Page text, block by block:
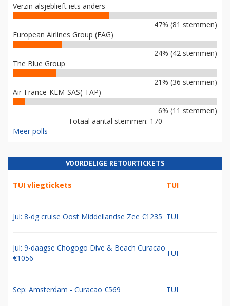
Verzin alsjeblieft iets anders
47% (81 stemmen)
European Airlines Group (EAG)
24% (42 stemmen)
The Blue Group
21% (36 stemmen)
Air-France-KLM-SAS(-TAP)
6% (11 stemmen)
Totaal aantal stemmen: 170
Meer polls
VOORDELIGE RETOURTICKETS
TUI vliegtickets TUI
Jul: 8-dg cruise Oost Middellandse Zee €1235 TUI
Jul: 9-daagse Chogogo Dive & Beach Curacao
€1056
TUI
Sep: Amsterdam - Curacao €569 TUI